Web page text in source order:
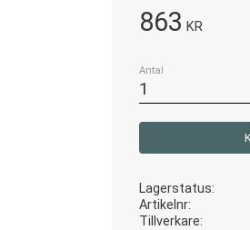
863 KR
Antal
Lagerstatus
Artikelnr
Tillverkare